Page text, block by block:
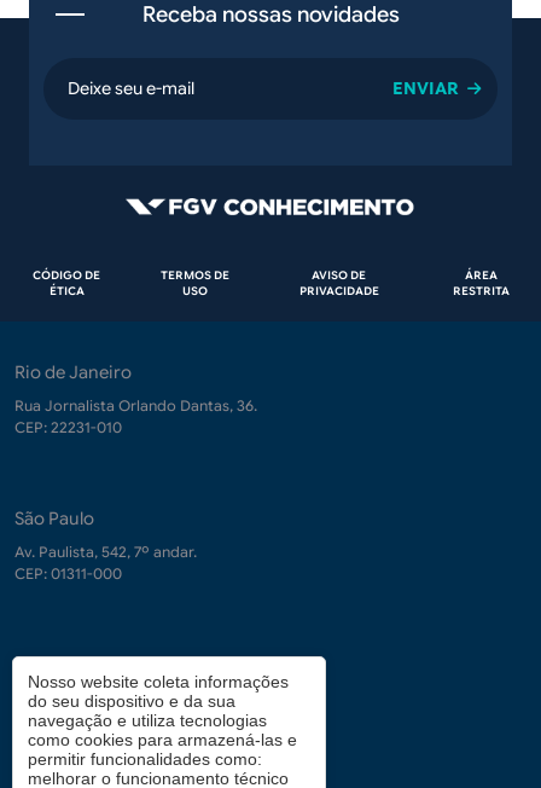
Receba nossas novidades
email
Rodapé
CÓDIGO DE
ÉTICA
TERMOS DE
USO
AVISO DE
PRIVACIDADE
ÁREA
RESTRITA
Rio de Janeiro
Rua Jornalista Orlando Dantas, 36.
CEP: 22231-010
São Paulo
Av. Paulista, 542, 7º andar.
CEP: 01311-000
Contrate-nos
demanda.conhecimento@fgv.br
+ 55 (21) 3799-6066
Nosso website coleta informações
do seu dispositivo e da sua
navegação e utiliza tecnologias
como cookies para armazená-las e
permitir funcionalidades como:
melhorar o funcionamento técnico